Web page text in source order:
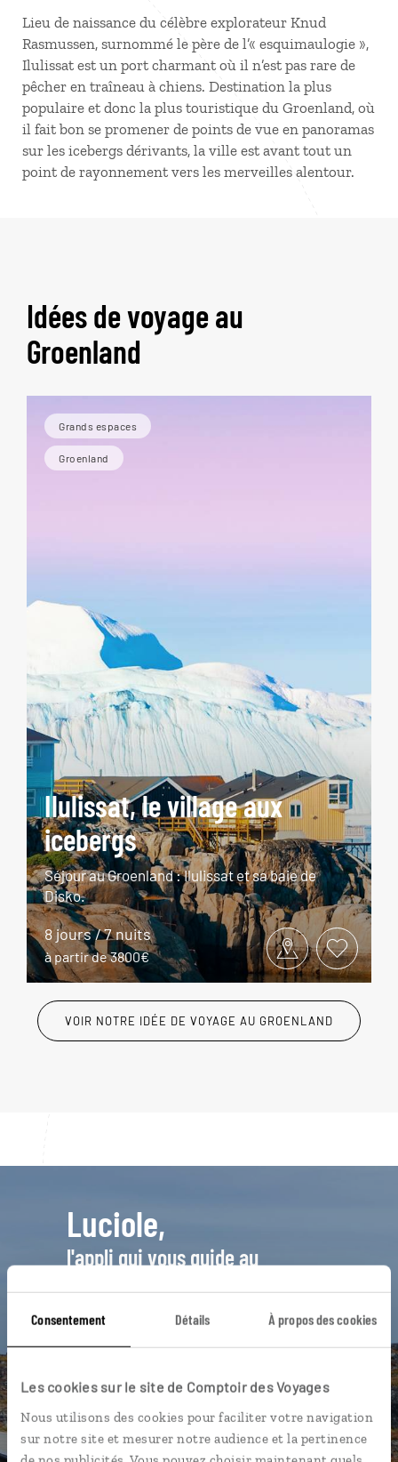
Consentement Détails À propos des cookies
Les cookies sur le site de Comptoir des Voyages
Nous utilisons des cookies pour faciliter votre navigation
sur notre site et mesurer notre audience et la pertinence
Lieu de naissance du célèbre explorateur Knud
Rasmussen, surnommé le père de l’« esquimaulogie »,
Ilulissat est un port charmant où il n’est pas rare de
pêcher en traîneau à chiens. Destination la plus
populaire et donc la plus touristique du Groenland, où
il fait bon se promener de points de vue en panoramas
sur les icebergs dérivants, la ville est avant tout un
point de rayonnement vers les merveilles alentour.
Idées de voyage au
Groenland
Grands espaces
Groenland
Ilulissat, le village aux
icebergs
Séjour au Groenland : Ilulissat et sa baie de
Disko.
8 jours / 7 nuits
à partir de 3800€
VOIR NOTRE IDÉE DE VOYAGE AU GROENLAND
Luciole,
l'appli qui vous guide au
L’itinéraire vers votre hôtel en 1
clic
connexion Internet
Les plus beaux sites naturels
géolocalisés